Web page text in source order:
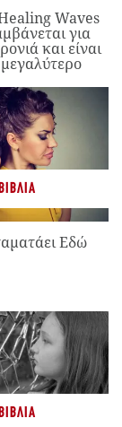
Waves
για
και είναι
ΒΙΒΛΊΑ
Εδώ
ΒΙΒΛΊΑ